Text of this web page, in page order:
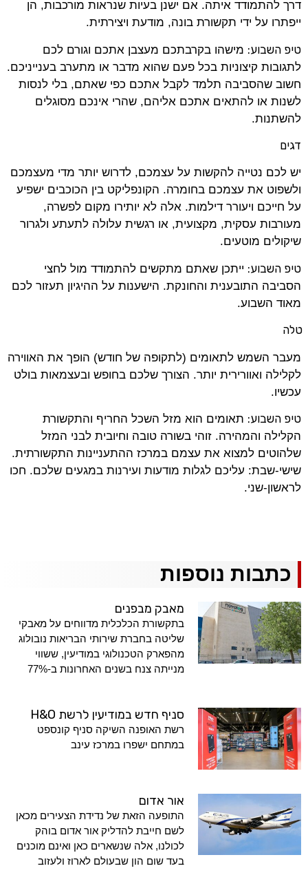
דרך להתמודד איתה. אם ישנן בעיות שנראות מורכבות, הן
ייפתרו על ידי תקשורת בונה, מודעת ויצירתית.
טיפ השבוע:מישהו בקרבתכם מעצבן אתכם וגורם לכם
לתגובות קיצוניות בכל פעם שהוא מדבר או מתערב בענייניכם.
חשוב שהסביבה תלמד לקבל אתכם כפי שאתם, בלי לנסות
לשנות או להתאים אתכם אליהם, שהרי אינכם מסוגלים
להשתנות.
דגים
יש לכם נטייה להקשות על עצמכם, לדרוש יותר מדי מעצמכם
ולשפוט את עצמכם בחומרה. הקונפליקט בין הכוכבים ישפיע
על חייכם ויעורר דילמות. אלה לא יותירו מקום לפשרה,
מעורבות עסקית, מקצועית, או רגשית עלולה לתעתע ולגרור
שיקולים מוטעים.
טיפ השבוע:ייתכן שאתם מתקשים להתמודד מול לחצי
הסביבה התובענית והחונקת. הישענות על ההיגיון תעזור לכם
מאוד השבוע.
טלה
מעבר השמש לתאומים (לתקופה של חודש) הופך את האווירה
לקלילה ואוורירית יותר. הצורך שלכם בחופש ובעצמאות בולט
עכשיו.
טיפ השבוע:תאומים הוא מזל השכל החריף והתקשורת
הקלילה והמהירה. זוהי בשורה טובה וחיובית לבני המזל
שלהוטים למצוא את עצמם במרכז ההתעניינות התקשורתית.
שישי-שבת: עליכם לגלות מודעות ועירנות במגעים שלכם. חכו
לראשון-שני.
כתבות נוספות
מאבק מבפנים
בתקשורת הכלכלית מדווחים על מאבקי
שליטה בחברת שירותי הבריאות נובולוג
מהפארק הטכנולוגי במודיעין, ששווי
מנייתה צנח בשנים האחרונות ב-77%
סניף חדש במודיעין לרשת H&O
רשת האופנה השיקה סניף קונספט
במתחם ישפרו במרכז עינב
אור אדום
התופעה הזאת של נדידת הצעירים מכאן
לשם חייבת להדליק אור אדום בוהק
לכולנו, אלה שנשארים כאן ואינם מוכנים
בעד שום הון שבעולם לארוז ולעזוב